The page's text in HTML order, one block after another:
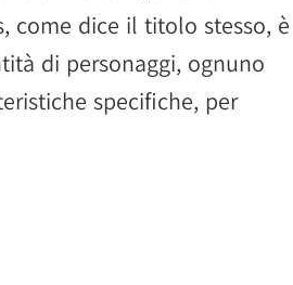
come dice il titolo stesso, è
di personaggi, ognuno
specifiche, per